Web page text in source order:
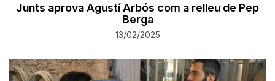
Junts aprova Agustí Arbós com a relleu de Pep
Berga
13/02/2025